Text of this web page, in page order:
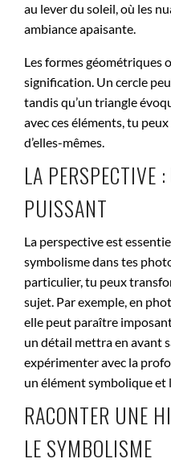
au lever du soleil, où les
ambiance apaisante.
Les formes géométriques
signification. Un cercle
tandis qu’un triangle
avec ces éléments, tu
d’elles-mêmes.
LA PERSPECTIVE
PUISSANT
La perspective est
symbolisme dans tes
particulier, tu peux
sujet. Par exemple, en
elle peut paraître
un détail mettra en avant
expérimenter avec la
un élément symbolique et
RACONTER UNE
LE SYMBOLISME